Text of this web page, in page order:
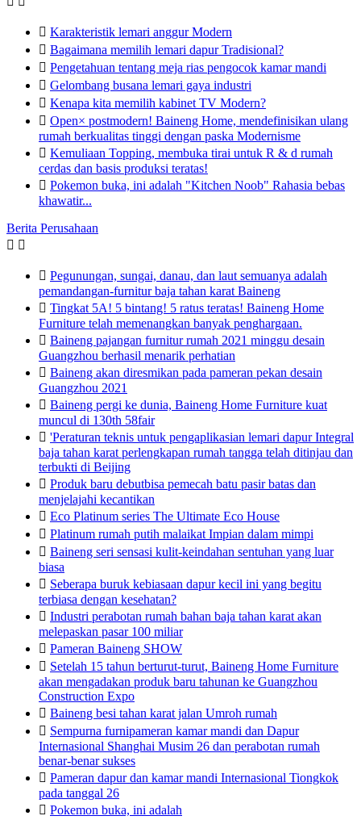
 Karakteristik lemari anggur Modern
 Bagaimana memilih lemari dapur Tradisional?
 Pengetahuan tentang meja rias pengocok kamar mandi
 Gelombang busana lemari gaya industri
 Kenapa kita memilih kabinet TV Modern?
 Open× postmodern! Baineng Home, mendefinisikan ulang
rumah berkualitas tinggi dengan paska Modernisme
 Kemuliaan Topping, membuka tirai untuk R & d rumah
cerdas dan basis produksi teratas!
 Pokemon buka, ini adalah "Kitchen Noob" Rahasia bebas
khawatir...
Berita Perusahaan
 
 Pegunungan, sungai, danau, dan laut semuanya adalah
pemandangan-furnitur baja tahan karat Baineng
 Tingkat 5A! 5 bintang! 5 ratus teratas! Baineng Home
Furniture telah memenangkan banyak penghargaan.
 Baineng pajangan furnitur rumah 2021 minggu desain
Guangzhou berhasil menarik perhatian
 Baineng akan diresmikan pada pameran pekan desain
Guangzhou 2021
 Baineng pergi ke dunia, Baineng Home Furniture kuat
muncul di 130th 58fair
 'Peraturan teknis untuk pengaplikasian lemari dapur Integral
baja tahan karat perlengkapan rumah tangga telah ditinjau dan
terbukti di Beijing
 Produk baru debutbisa pemecah batu pasir batas dan
menjelajahi kecantikan
 Eco Platinum series The Ultimate Eco House
 Platinum rumah putih malaikat Impian dalam mimpi
 Baineng seri sensasi kulit-keindahan sentuhan yang luar
biasa
 Seberapa buruk kebiasaan dapur kecil ini yang begitu
terbiasa dengan kesehatan?
 Industri perabotan rumah bahan baja tahan karat akan
melepaskan pasar 100 miliar
 Pameran Baineng SHOW
 Setelah 15 tahun berturut-turut, Baineng Home Furniture
akan mengadakan produk baru tahunan ke Guangzhou
Construction Expo
 Baineng besi tahan karat jalan Umroh rumah
 Sempurna furnipameran kamar mandi dan Dapur
Internasional Shanghai Musim 26 dan perabotan rumah
benar-benar sukses
 Pameran dapur dan kamar mandi Internasional Tiongkok
pada tanggal 26
 Pokemon buka, ini adalah